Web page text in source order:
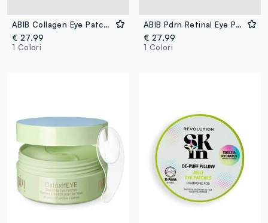
ABIB Collagen Eye Patch Jericho Rose Jelly 90g - Skincare Coreana
€ 27,99
1 Colori
ABIB Pdrn Retinal Eye Patch Glow Jelly 84g - Skincare Coreana
€ 27,99
1 Colori